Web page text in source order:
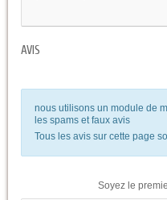
AVIS
nous utilisons un module de
les spams et faux avis
Tous les avis sur cette page
Soyez le